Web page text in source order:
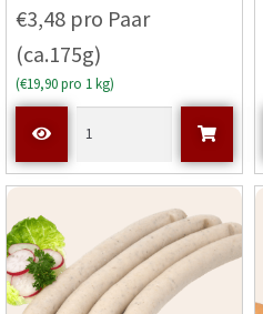
€3,48 pro Paar
(ca.175g)
(€19,90 pro 1 kg)